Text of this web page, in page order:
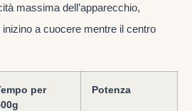
massima dell’apparecchio,
a cuocere mentre il centro
per
Potenza